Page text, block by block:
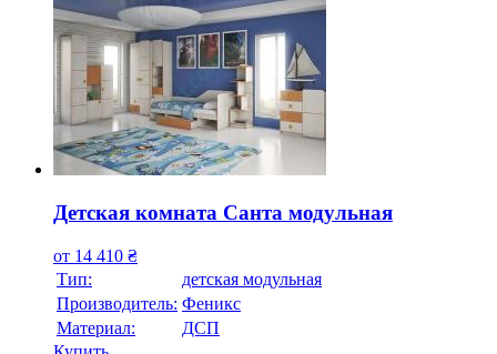
Детская комната Санта модульная
от 14 410 ₴
Тип:
детская модульная
Производитель: Феникс
Материал:
ДСП